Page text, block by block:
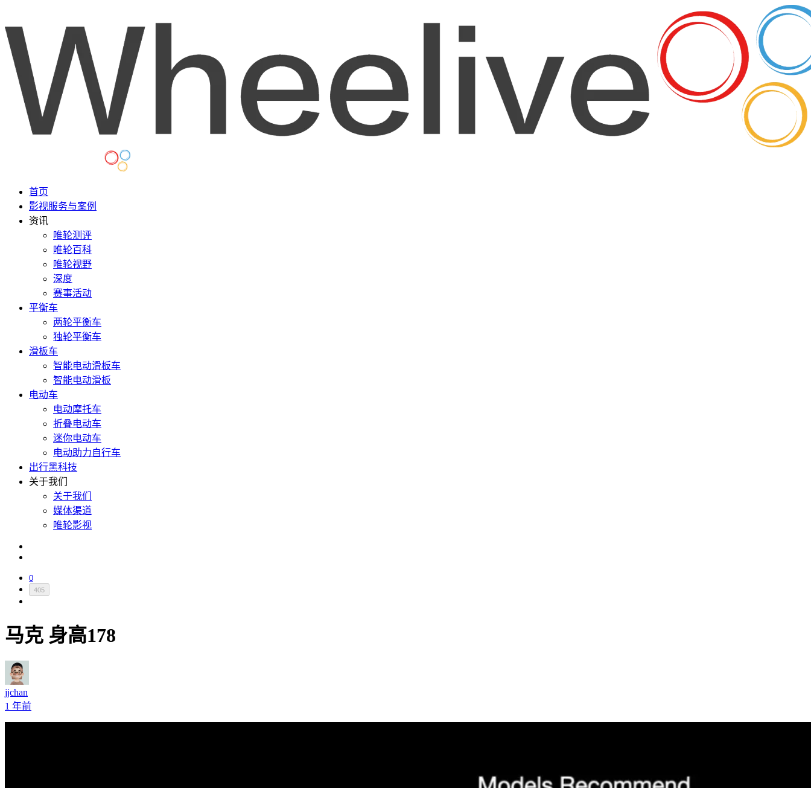
首页
影视服务与案例
资讯
唯轮测评
唯轮百科
唯轮视野
深度
赛事活动
平衡车
两轮平衡车
独轮平衡车
滑板车
智能电动滑板车
智能电动滑板
电动车
电动摩托车
折叠电动车
迷你电动车
电动助力自行车
出行黑科技
关于我们
关于我们
媒体渠道
唯轮影视
0
405
马克 身高178
jjchan
1 年前